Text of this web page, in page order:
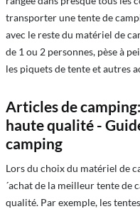
transporter une tente de
avec le reste du matériel de
de 1 ou 2 personnes, pèse à
les piquets de tente et autres
Articles de
haute qualité -
camping
Lors du choix du matériel de
´achat de la meilleur tente de
qualité. Par exemple, les